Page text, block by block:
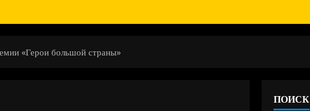
«Герои большой страны»
ПОИСК